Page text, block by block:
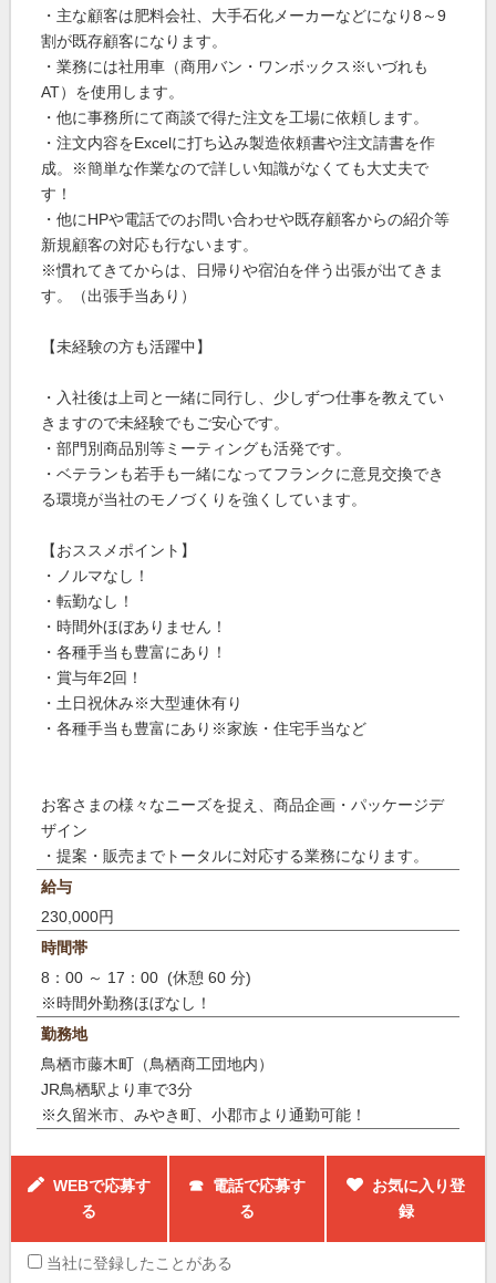
・主な顧客は肥料会社、大手石化メーカーなどになり8～9
割が既存顧客になります。
・業務には社用車（商用バン・ワンボックス※いづれも
AT）を使用します。
・他に事務所にて商談で得た注文を工場に依頼します。
・注文内容をExcelに打ち込み製造依頼書や注文請書を作
成。※簡単な作業なので詳しい知識がなくても大丈夫で
す！
・他にHPや電話でのお問い合わせや既存顧客からの紹介等
新規顧客の対応も行ないます。
※慣れてきてからは、日帰りや宿泊を伴う出張が出てきま
す。（出張手当あり）
【未経験の方も活躍中】
・入社後は上司と一緒に同行し、少しずつ仕事を教えてい
きますので未経験でもご安心です。
・部門別商品別等ミーティングも活発です。
・ベテランも若手も一緒になってフランクに意見交換でき
る環境が当社のモノづくりを強くしています。
【おススメポイント】
・ノルマなし！
・転勤なし！
・時間外ほぼありません！
・各種手当も豊富にあり！
・賞与年2回！
・土日祝休み※大型連休有り
・各種手当も豊富にあり※家族・住宅手当など
お客さまの様々なニーズを捉え、商品企画・パッケージデ
ザイン
・提案・販売までトータルに対応する業務になります。
給与
230,000円
時間帯
8：00 ～ 17：00 (休憩 60 分)
※時間外勤務ほぼなし！
勤務地
鳥栖市藤木町（鳥栖商工団地内）
JR鳥栖駅より車で3分
※久留米市、みやき町、小郡市より通勤可能！
WEBで応募す
る
☎ 電話で応募す
る
お気に入り登
録
当社に登録したことがある